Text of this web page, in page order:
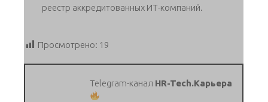
реестр аккредитованных ИТ-компаний.
Просмотрено: 19
Telegram-канал HR-Tech.Карьера